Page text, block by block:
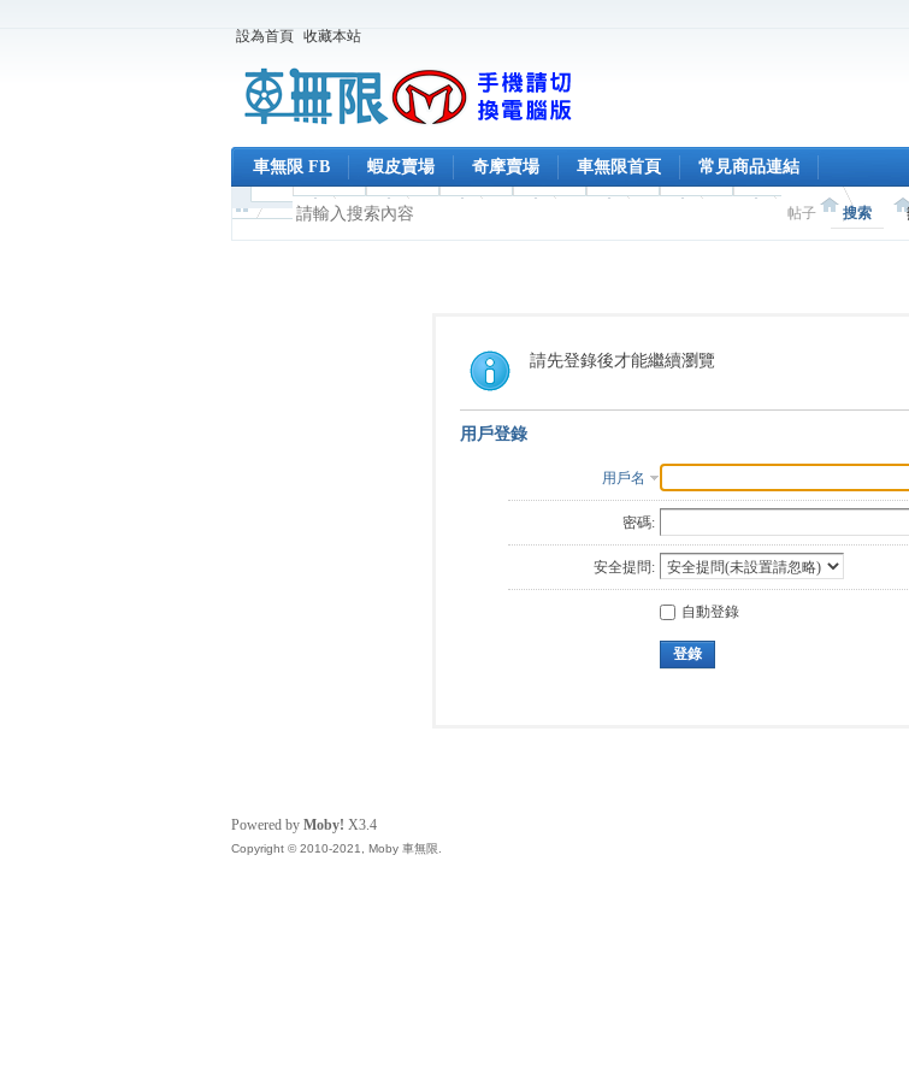
設為首頁 收藏本站
車無限 FB 蝦皮賣場 奇摩賣場 車無限首頁 常見商品連結
帖子 搜索
請先登錄後才能繼續瀏覽
用戶登錄
用戶名
密碼:
安全提問:
自動登錄
登錄
Powered by Moby! X3.4
Copyright © 2010-2021, Moby 車無限.